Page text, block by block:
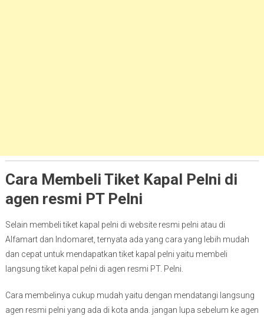
Cara Membeli Tiket Kapal Pelni di
agen resmi PT Pelni
Selain membeli tiket kapal pelni di website resmi pelni atau di
Alfamart dan Indomaret, ternyata ada yang cara yang lebih mudah
dan cepat untuk mendapatkan tiket kapal pelni yaitu membeli
langsung tiket kapal pelni di agen resmi PT. Pelni.
Cara membelinya cukup mudah yaitu dengan mendatangi langsung
agen resmi pelni yang ada di kota anda. jangan lupa sebelum ke agen